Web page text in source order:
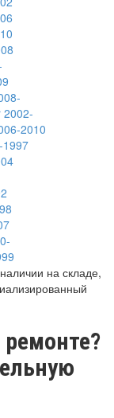
2002-
2010
1997
на складе,